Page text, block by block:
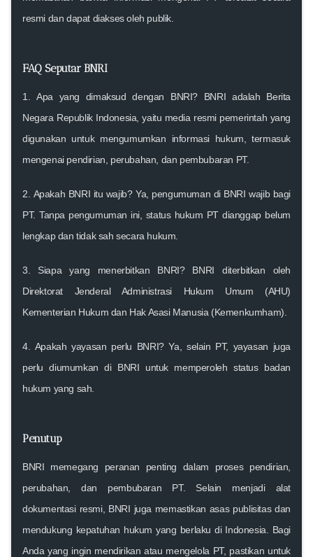
resmi dan dapat diakses oleh publik.
FAQ Seputar BNRI
1.Apa yang dimaksud dengan BNRI?BNRI adalah Berita
Negara Republik Indonesia, yaitu media resmi pemerintah yang
digunakan untuk mengumumkan informasi hukum, termasuk
mengenai pendirian, perubahan, dan pembubaran PT.
2. Apakah BNRI itu wajib?Ya, pengumuman di BNRI wajib bagi
PT. Tanpa pengumuman ini, status hukum PT dianggap belum
lengkap dan tidak sah secara hukum.
3. Siapa yang menerbitkan BNRI?BNRI diterbitkan oleh
Direktorat Jenderal Administrasi Hukum Umum (AHU)
Kementerian Hukum dan Hak Asasi Manusia (Kemenkumham).
4. Apakah yayasan perlu BNRI?Ya, selain PT, yayasan juga
perlu diumumkan di BNRI untuk memperoleh status badan
hukum yang sah.
Penutup
BNRI memegang peranan penting dalam proses pendirian,
perubahan, dan pembubaran PT. Selain menjadi alat
dokumentasi resmi, BNRI juga memastikan asas publisitas dan
mendukung kepatuhan hukum yang berlaku di Indonesia. Bagi
Anda yang ingin mendirikan atau mengelola PT, pastikan untuk